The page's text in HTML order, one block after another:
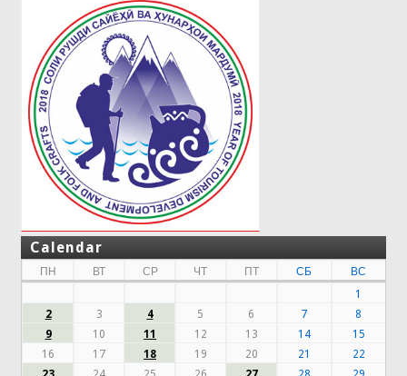
Calendar
ПН ВТ СР ЧТ ПТ СБ
ВС
1
2
3 4 5 6 7
8
9
10 11 12 13 14
15
16
17 18 19 20 21
22